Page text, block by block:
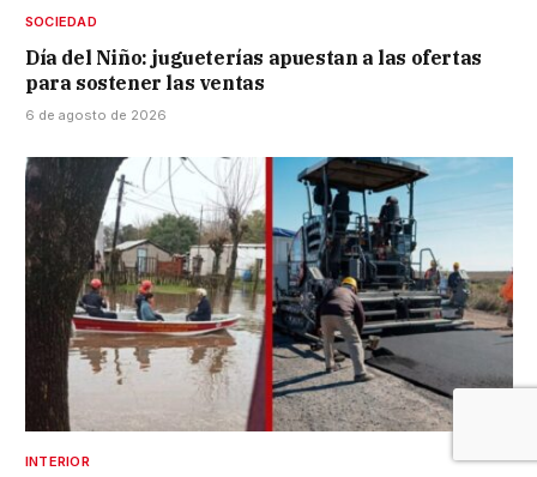
SOCIEDAD
Día del Niño: jugueterías apuestan a las ofertas
para sostener las ventas
6 de agosto de 2026
INTERIOR